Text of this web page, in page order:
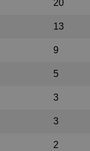
20
13
9
5
3
3
2